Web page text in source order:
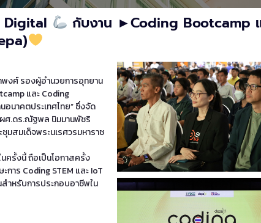
Digital
กับงาน ►Coding Bootcamp
งศ์ รองผู้อำนวยการอุทยาน
และ Coding
นาคตประเทศไทย” ซึ่งจัด
ผศ.ดร.ณัฐพล นิมมานพัชริ
สมเด็จพระนเรศวรมหาราช
ครั้งนี้ ถือเป็นโอกาสครั้ง
การ Coding STEM และ IoT
สำหรับการประกอบอาชีพใน